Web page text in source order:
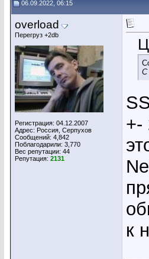
06.09.2022, 06:15
overload
Перегруз +2db
Регистрация: 04.12.2007
Адрес: Россия, Серпухов
Сообщений: 4,842
Поблагодарили: 3,770
Вес репутации: 44
Репутация: 2131
С
+-
к